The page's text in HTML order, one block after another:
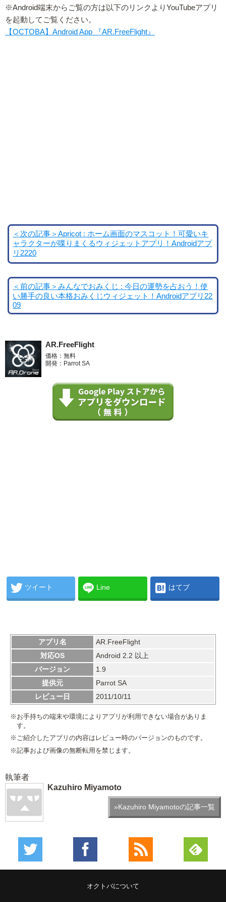
※Android端末からご覧の方は以下のリンクよりYouTubeアプリ
を起動してご覧ください。
【OCTOBA】Android App 『AR.FreeFlight』
＜次の記事＞Apricot : ホーム画面のマスコット！可愛いキ
ャラクターが喋りまくるウィジェットアプリ！Androidアプ
リ2220
＜前の記事＞みんなでおみくじ : 今日の運勢を占おう！使
い勝手の良い本格おみくじウィジェット！Androidアプリ22
09
AR.FreeFlight
価格：無料
開発：Parrot SA
ツイート Line はてブ
アプリ名
AR.FreeFlight
対応OS
Android 2.2 以上
バージョン
1.9
提供元
Parrot SA
レビュー日
2011/10/11
※お手持ちの端末や環境によりアプリが利用できない場合がありま
す。
※ご紹介したアプリの内容はレビュー時のバージョンのものです。
※記事および画像の無断転用を禁じます。
執筆者
Kazuhiro Miyamoto
»Kazuhiro Miyamotoの記事一覧
オクトバについて